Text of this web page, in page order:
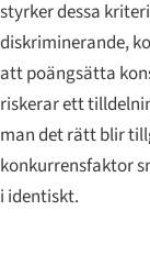
styrker dessa
diskriminerande,
att poängsätta
riskerar ett
man det rätt blir
konkurrensfaktor
i identiskt.